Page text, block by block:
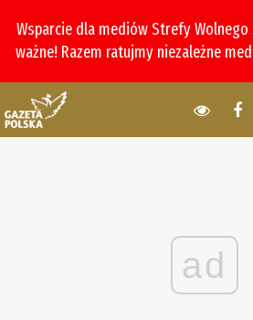
Wsparcie dla mediów Strefy
ważne! Razem ratujmy niezależne
ad